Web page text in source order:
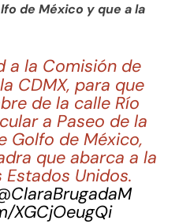
de México y que a la
a la Comisión de
CDMX, para que
de la calle Río
a Paseo de la
Golfo de México,
que abarca a la
Unidos.
XGCjOeugQi